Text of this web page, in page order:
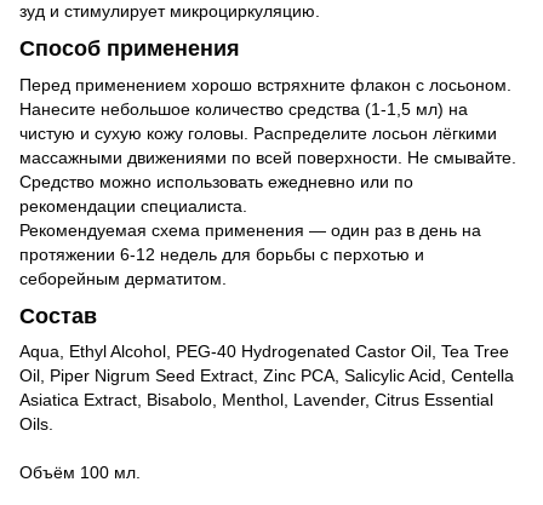
зуд и стимулирует микроциркуляцию.
Способ применения
Перед применением хорошо встряхните флакон с лосьоном.
Нанесите небольшое количество средства (1-1,5 мл) на
чистую и сухую кожу головы. Распределите лосьон лёгкими
массажными движениями по всей поверхности. Не смывайте.
Средство можно использовать ежедневно или по
рекомендации специалиста.
Рекомендуемая схема применения — один раз в день на
протяжении 6-12 недель для борьбы с перхотью и
себорейным дерматитом.
Состав
Aqua, Ethyl Alcohol, PEG-40 Hydrogenated Castor Oil, Tea Tree
Oil, Piper Nigrum Seed Extract, Zinc PCA, Salicylic Acid, Centella
Asiatica Extract, Bisabolo, Menthol, Lavender, Citrus Essential
Oils.
Объём 100 мл.